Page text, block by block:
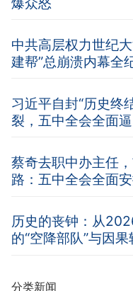
中共高层权力世纪
建帮”总崩溃内幕全
习近平自封“历史终
裂，五中全会全面逼
蔡奇去职中办主任
路：五中全会全面
历史的丧钟：从
的“空降部队”与因果
分类新闻